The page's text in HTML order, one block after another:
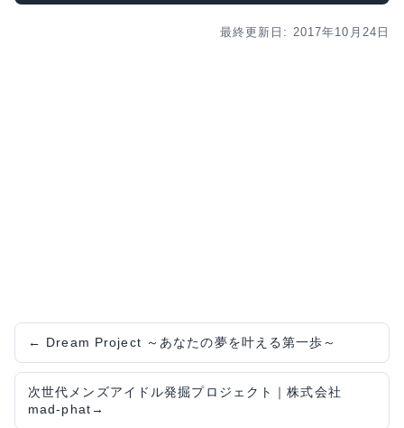
最終更新日: 2017年10月24日
← Dream Project ～あなたの夢を叶える第一歩～
次世代メンズアイドル発掘プロジェクト｜株式会社
mad-phat→